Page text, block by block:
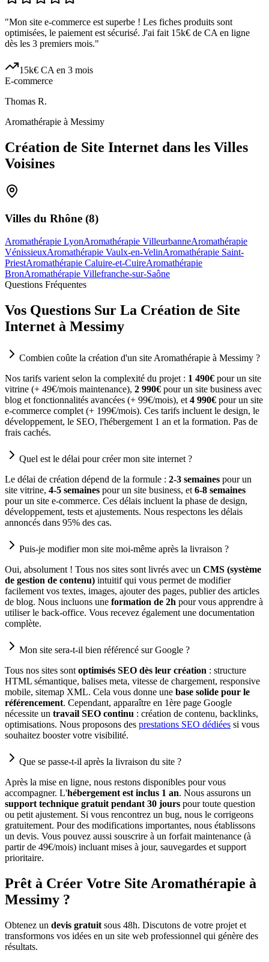
"Mon site e-commerce est superbe ! Les fiches produits sont
optimisées, le paiement est sécurisé. J'ai fait 15k€ de CA en ligne
dès les 3 premiers mois."
15k€ CA en 3 mois
E-commerce
Thomas R.
Aromathérapie à Messimy
Création de Site Internet dans les Villes
Voisines
Villes du Rhône (8)
Aromathérapie LyonAromathérapie VilleurbanneAromathérapie
VénissieuxAromathérapie Vaulx-en-VelinAromathérapie Saint-
PriestAromathérapie Caluire-et-CuireAromathérapie
BronAromathérapie Villefranche-sur-Saône
Questions Fréquentes
Vos Questions Sur La Création de Site
Internet à Messimy
Combien coûte la création d'un site Aromathérapie à Messimy ?
Nos tarifs varient selon la complexité du projet : 1 490€ pour un site
vitrine (+ 49€/mois maintenance), 2 990€ pour un site business avec
blog et fonctionnalités avancées (+ 99€/mois), et 4 990€ pour un site
e-commerce complet (+ 199€/mois). Ces tarifs incluent le design, le
développement, le SEO, l'hébergement 1 an et la formation. Pas de
frais cachés.
Quel est le délai pour créer mon site internet ?
Le délai de création dépend de la formule : 2-3 semaines pour un
site vitrine, 4-5 semaines pour un site business, et 6-8 semaines
pour un site e-commerce. Ces délais incluent la phase de design,
développement, tests et ajustements. Nous respectons les délais
annoncés dans 95% des cas.
Puis-je modifier mon site moi-même après la livraison ?
Oui, absolument ! Tous nos sites sont livrés avec un CMS (système
de gestion de contenu) intuitif qui vous permet de modifier
facilement vos textes, images, ajouter des pages, publier des articles
de blog. Nous incluons une formation de 2h pour vous apprendre à
utiliser le back-office. Vous recevez également une documentation
complète.
Mon site sera-t-il bien référencé sur Google ?
Tous nos sites sont optimisés SEO dès leur création : structure
HTML sémantique, balises meta, vitesse de chargement, responsive
mobile, sitemap XML. Cela vous donne une base solide pour le
référencement. Cependant, apparaître en 1ère page Google
nécessite un travail SEO continu : création de contenu, backlinks,
optimisations. Nous proposons des prestations SEO dédiées si vous
souhaitez booster votre visibilité.
Que se passe-t-il après la livraison du site ?
Après la mise en ligne, nous restons disponibles pour vous
accompagner. L'hébergement est inclus 1 an. Nous assurons un
support technique gratuit pendant 30 jours pour toute question
ou petit ajustement. Si vous rencontrez un bug, nous le corrigeons
gratuitement. Pour des modifications importantes, nous établissons
un devis. Vous pouvez aussi souscrire à un forfait maintenance (à
partir de 49€/mois) incluant mises à jour, sauvegardes et support
prioritaire.
Prêt à Créer Votre Site Aromathérapie à
Messimy ?
Obtenez un devis gratuit sous 48h. Discutons de votre projet et
transformons vos idées en un site web professionnel qui génère des
résultats.